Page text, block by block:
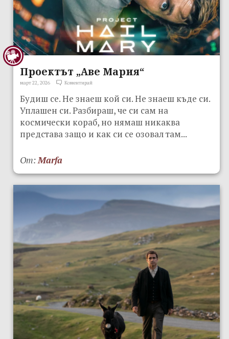
Проектът „Аве Мария“
март 22, 2026 Коментирай
Будиш се. Не знаеш кой си. Не знаеш къде си.
Уплашен си. Разбираш, че си сам на
космически кораб, но нямаш никаква
представа защо и как си се озовал там...
От:Marfa